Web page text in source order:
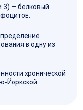
3) — белковый
в одну из
хронической
Йоркской